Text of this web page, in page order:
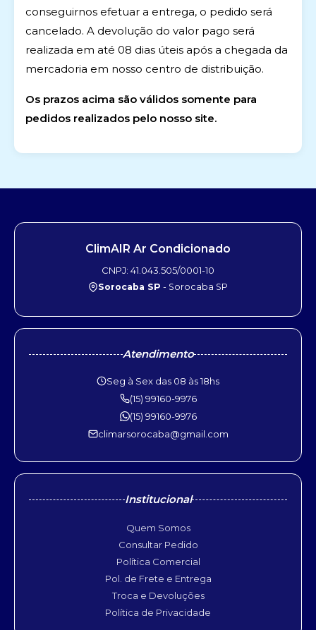
conseguirnos efetuar a entrega, o pedido será
cancelado. A devolução do valor pago será
realizada em até 08 dias úteis após a chegada da
mercadoria em nosso centro de distribuição.
Os prazos acima são válidos somente para
pedidos realizados pelo nosso site.
ClimAIR Ar Condicionado
CNPJ: 41.043.505/0001-10
Sorocaba SP - Sorocaba SP
Atendimento
Seg à Sex das 08 às 18hs
(15) 99160-9976
(15) 99160-9976
climarsorocaba@gmail.com
Institucional
Quem Somos
Consultar Pedido
Política Comercial
Pol. de Frete e Entrega
Troca e Devoluções
Política de Privacidade